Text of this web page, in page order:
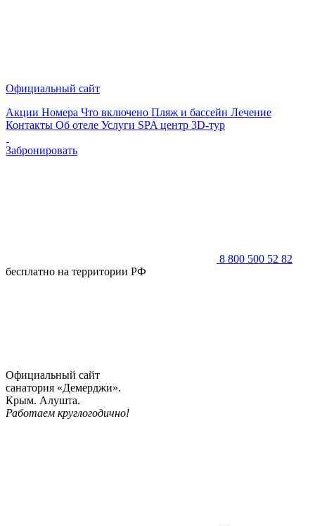
Официальный сайт
Акции Номера Что включено Пляж и бассейн Лечение
Контакты Об отеле Услуги SPA центр 3D-тур
Забронировать
8 800 500 52 82
бесплатно на территории РФ
Официальный сайт
санатория «Демерджи».
Крым. Алушта.
Работаем круглогодично!